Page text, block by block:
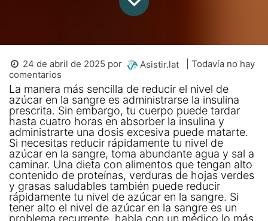
24 de abril de 2025 por Asistir.lat
| Todavía no hay
comentarios
La manera más sencilla de reducir el nivel de
azúcar en la sangre es administrarse la insulina
prescrita. Sin embargo, tu cuerpo puede tardar
hasta cuatro horas en absorber la insulina y
administrarte una dosis excesiva puede matarte.
Si necesitas reducir rápidamente tu nivel de
azúcar en la sangre, toma abundante agua y sal a
caminar. Una dieta con alimentos que tengan alto
contenido de proteínas, verduras de hojas verdes
y grasas saludables también puede reducir
rápidamente tu nivel de azúcar en la sangre. Si
tener alto el nivel de azúcar en la sangre es un
problema recurrente, habla con un médico lo más